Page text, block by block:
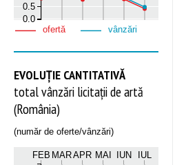
0.0
0.5
ofertă vânzări
EVOLUȚIE CANTITATIVĂ
total vânzări licitații de artă
(România)
(număr de oferte/vânzări)
FEB MARAPR MAI IUN IUL